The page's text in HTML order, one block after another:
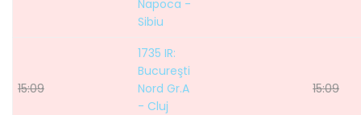
Napoca -
Sibiu
15:09
1735 IR:
Bucureşti
Nord Gr.A
- Cluj
15:09